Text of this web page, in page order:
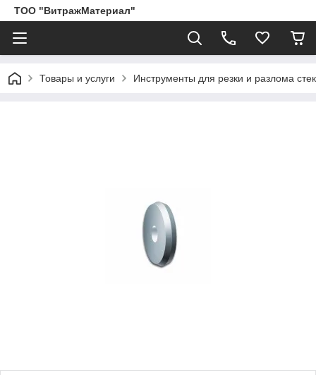
ТОО "ВитражМатериал"
Товары и услуги Инструменты для резки и разлома